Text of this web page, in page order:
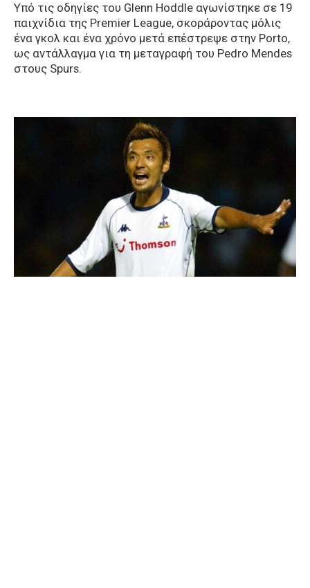
Υπό τις οδηγίες του Glenn Hoddle αγωνίστηκε σε 19
παιχνίδια της Premier League, σκοράροντας μόλις
ένα γκολ και ένα χρόνο μετά επέστρεψε στην Porto,
ως αντάλλαγμα για τη μεταγραφή του Pedro Mendes
στους Spurs.